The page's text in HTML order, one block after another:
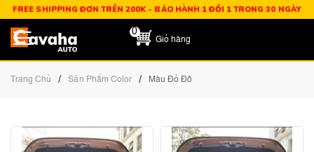
FREE SHIPPING ĐƠN TRÊN 200K - BẢO HÀNH 1 ĐỔI 1 TRONG 30 NGÀY
0
Giỏ hàng
Trang Chủ / Sản Phẩm Color / Màu Đỏ Đô